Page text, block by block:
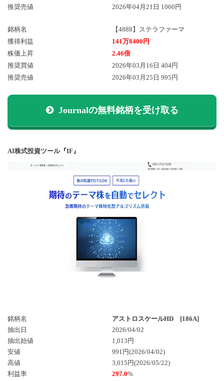
推奨売値
2026年04月21日 1060円
銘柄名
【4888】ステラファーマ
獲得利益
141万8400円
株価上昇
2.46倍
推奨買値
2026年03月16日 404円
推奨売値
2026年03月25日 995円
Journalの無料銘柄を受け取る
AI株式投資ツール『IF』
銘柄名
アストロスケールHD [186A]
抽出日
2026/04/02
抽出始値
1,013円
安値
991円(2026/04/02)
高値
3,015円(2026/05/22)
利益率
297.0%